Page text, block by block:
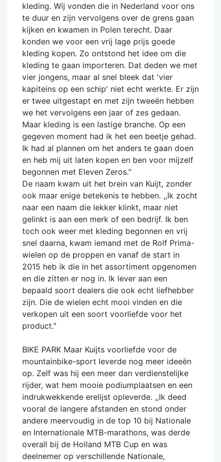
kleding. Wij vonden die in Nederland voor ons
te duur en zijn vervolgens over de grens gaan
kijken en kwamen in Polen terecht. Daar
konden we voor een vrij lage prijs goede
kleding kopen. Zo ontstond het idee om die
kleding te gaan importeren. Dat deden we met
vier jongens, maar al snel bleek dat 'vier
kapiteins op een schip' niet echt werkte. Er zijn
er twee uitgestapt en met zijn tweeën hebben
we het vervolgens een jaar of zes gedaan.
Maar kleding is een lastige branche. Op een
gegeven moment had ik het een beetje gehad.
Ik had al plannen om het anders te gaan doen
en heb mij uit laten kopen en ben voor mijzelf
begonnen met Eleven Zeros."
De naam kwam uit het brein van Kuijt, zonder
ook maar enige betekenis te hebben. ,,Ik zocht
naar een naam die lekker klinkt, maar niet
gelinkt is aan een merk of een bedrijf. Ik ben
toch ook weer met kleding begonnen en vrij
snel daarna, kwam iemand met de Rolf Prima-
wielen op de proppen en vanaf de start in
2015 heb ik die in het assortiment opgenomen
en die zitten er nog in. Ik lever aan een
bepaald soort dealers die ook echt liefhebber
zijn. Die de wielen echt mooi vinden en die
verkopen uit een soort voorliefde voor het
product."
BIKE PARK Maar Kuijts voorliefde voor de
mountainbike-sport leverde nog meer ideeën
op. Zelf was hij een meer dan verdienstelijke
rijder, wat hem mooie podiumplaatsen en een
indrukwekkende erelijst opleverde. ,,Ik deed
vooral de langere afstanden en stond onder
andere meervoudig in de top 10 bij Nationale
en Internationale MTB-marathons, was derde
overall bij de Holland MTB Cup en was
deelnemer op verschillende Nationale,